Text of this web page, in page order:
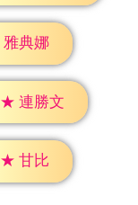
雅典娜
★ 連勝文
★ 甘比